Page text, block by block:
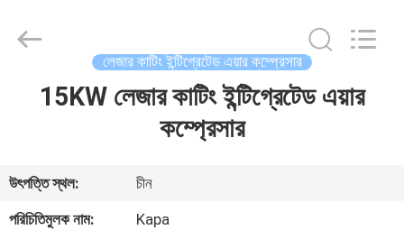
ভিডিও
Gas
Technology
লেজার কাটিং ইন্টিগ্রেটেড এয়ার কম্প্রেসার
15KW লেজার কাটিং ইন্টিগ্রেটেড এয়ার
কম্প্রেসার
উৎপত্তি স্থল:
চীন
পরিচিতিমুলক নাম:
Kapa